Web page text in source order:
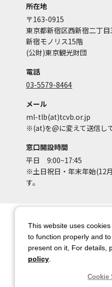
所在地
〒163-0915
東京都新宿区西新宿二丁目
新宿モノリス15階
(公財)東京観光財団
電話
03-5579-8464
メール
ml-tlb(at)tcvb.or.jp
※(at)を@に変えて送信し
窓口開設時間
平日 9:00~17:45
※土日祝日・年末年始(12
す。
サイトマップ
アカウントポリシー
著作権について
都庁総合ページへのリンク
This website uses
to function properly and
present on it, For details,
policy
Cookie